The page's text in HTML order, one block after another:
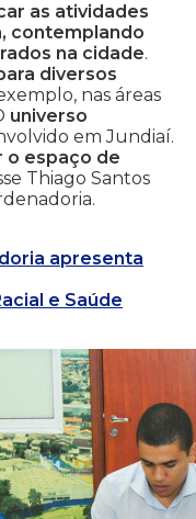
as atividades
contemplando
na cidade.
diversos
nas áreas
universo
em Jundiaí.
o espaço de
Thiago Santos
apresenta
e Saúde